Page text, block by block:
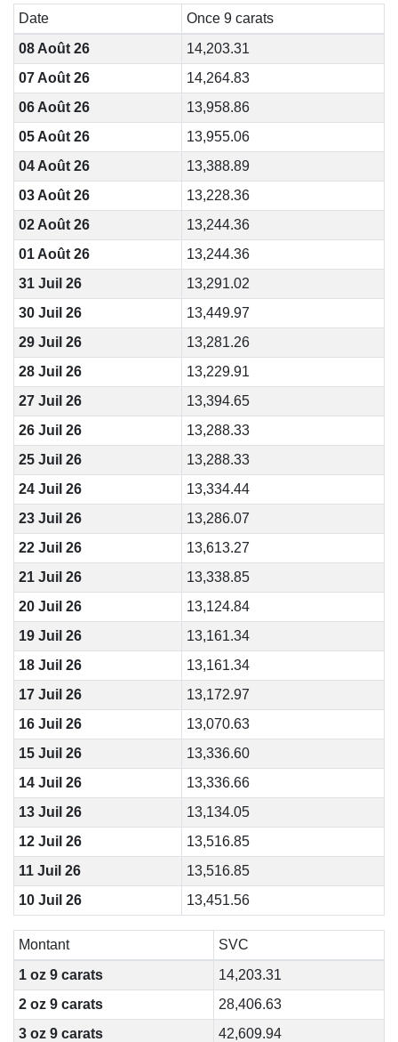
Date
Once 9 carats
08 Août 26
14,203.31
07 Août 26
14,264.83
06 Août 26
13,958.86
05 Août 26
13,955.06
04 Août 26
13,388.89
03 Août 26
13,228.36
02 Août 26
13,244.36
01 Août 26
13,244.36
31 Juil 26
13,291.02
30 Juil 26
13,449.97
29 Juil 26
13,281.26
28 Juil 26
13,229.91
27 Juil 26
13,394.65
26 Juil 26
13,288.33
25 Juil 26
13,288.33
24 Juil 26
13,334.44
23 Juil 26
13,286.07
22 Juil 26
13,613.27
21 Juil 26
13,338.85
20 Juil 26
13,124.84
19 Juil 26
13,161.34
18 Juil 26
13,161.34
17 Juil 26
13,172.97
16 Juil 26
13,070.63
15 Juil 26
13,336.60
14 Juil 26
13,336.66
13 Juil 26
13,134.05
12 Juil 26
13,516.85
11 Juil 26
13,516.85
10 Juil 26
13,451.56
Montant
SVC
1 oz 9 carats
14,203.31
2 oz 9 carats
28,406.63
3 oz 9 carats
42,609.94